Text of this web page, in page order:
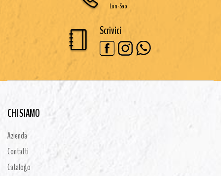
Lun-Sab
Scrivici
CHI SIAMO
Azienda
Contatti
Catalogo